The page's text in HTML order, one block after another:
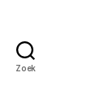
Zoek